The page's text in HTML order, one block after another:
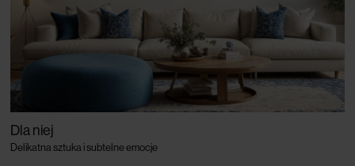
Dla niej
Delikatna sztuka i subtelne emocje